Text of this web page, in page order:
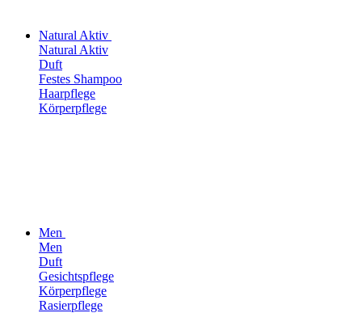
Natural Aktiv
Natural Aktiv
Duft
Festes Shampoo
Haarpflege
Körperpflege
Men
Men
Duft
Gesichtspflege
Körperpflege
Rasierpflege